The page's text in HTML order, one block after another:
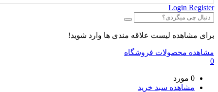
Login Register
برای مشاهده لیست علاقه مندی ها وارد شوید!
مشاهده محصولات فروشگاه
0
0 مورد
مشاهده سبد خرید